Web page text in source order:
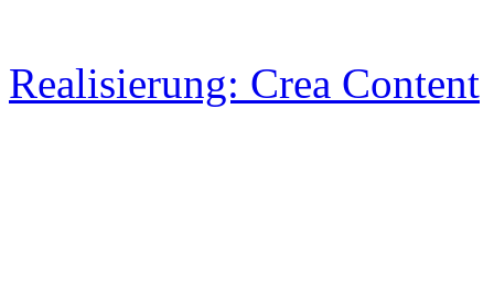
Realisierung: Crea Content